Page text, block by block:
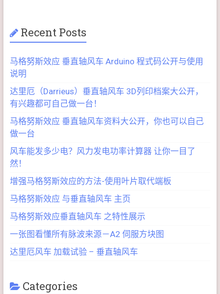
Recent Posts
马格努斯效应 垂直轴风车 Arduino 程式码公开与使用
说明
达里厄（Darrieus）垂直轴风车 3D列印档案大公开，
有兴趣都可自己做一台！
马格努斯效应 垂直轴风车资料大公开，你也可以自己
做一台
风车能发多少电？风力发电功率计算器 让你一目了
然！
增强马格努斯效应的方法-使用叶片取代端板
马格努斯效应 与垂直轴风车 主页
马格努斯效应垂直轴风车 之特性展示
一张图看懂所有脉波来源－A2 伺服方块图
达里厄风车 加载试验 – 垂直轴风车
Categories